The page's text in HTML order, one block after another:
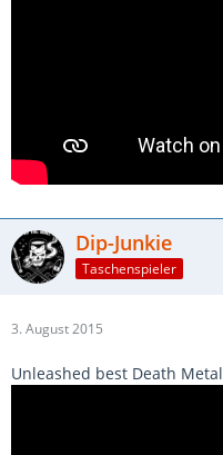
Dip-Junkie
Taschenspieler
3. August 2015
Unleashed best Death Metal